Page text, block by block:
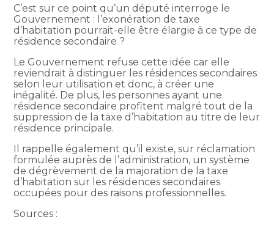
C’est sur ce point qu’un député interroge le
Gouvernement : l’exonération de taxe
d’habitation pourrait-elle être élargie à ce type de
résidence secondaire ?
Le Gouvernement refuse cette idée car elle
reviendrait à distinguer les résidences secondaires
selon leur utilisation et donc, à créer une
inégalité. De plus, les personnes ayant une
résidence secondaire profitent malgré tout de la
suppression de la taxe d’habitation au titre de leur
résidence principale.
Il rappelle également qu’il existe, sur réclamation
formulée auprès de l’administration, un système
de dégrèvement de la majoration de la taxe
d’habitation sur les résidences secondaires
occupées pour des raisons professionnelles.
Sources :